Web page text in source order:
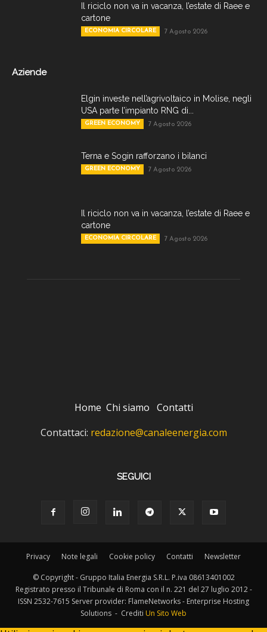
Il riciclo non va in vacanza, l’estate di Raee e
cartone
ECONOMIA CIRCOLARE 7 Agosto 2026
Aziende
Elgin investe nell’agrivoltaico in Molise, negli
USA parte l’impianto RNG di...
GREEN ECONOMY 7 Agosto 2026
Terna e Sogin rafforzano i bilanci
GREEN ECONOMY 7 Agosto 2026
Il riciclo non va in vacanza, l’estate di Raee e
cartone
ECONOMIA CIRCOLARE 7 Agosto 2026
Home Chi siamo Contatti
Contattaci: redazione@canaleenergia.com
SEGUICI
Privacy Note legali Cookie policy Contatti Newsletter
© Copyright - Gruppo Italia Energia S.R.L. P.iva 08613401002
Registrato presso il Tribunale di Roma con il n. 221 del 27 luglio 2012 -
ISSN 2532-7615 Server provider: FlameNetworks - Enterprise Hosting
Solutions - Crediti Un Sito Web